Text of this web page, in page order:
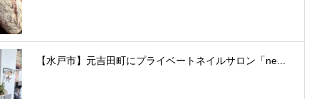
【水戸市】元吉田町にプライベートネイルサロン「ne...